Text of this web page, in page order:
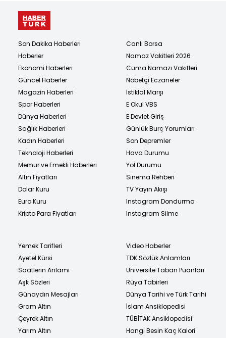
Son Dakika Haberleri
Haberler
Ekonomi Haberleri
Güncel Haberler
Magazin Haberleri
Spor Haberleri
Dünya Haberleri
Sağlık Haberleri
Kadın Haberleri
Teknoloji Haberleri
Memur ve Emekli Haberleri
Altın Fiyatları
Dolar Kuru
Euro Kuru
Kripto Para Fiyatları
Canlı Borsa
Namaz Vakitleri 2026
Cuma Namazı Vakitleri
Nöbetçi Eczaneler
İstiklal Marşı
E Okul VBS
E Devlet Giriş
Günlük Burç Yorumları
Son Depremler
Hava Durumu
Yol Durumu
Sinema Rehberi
TV Yayın Akışı
Instagram Dondurma
Instagram Silme
Yemek Tarifleri
Ayetel Kürsi
Saatlerin Anlamı
Aşk Sözleri
Günaydın Mesajları
Gram Altın
Çeyrek Altın
Yarım Altın
Video Haberler
TDK Sözlük Anlamları
Üniversite Taban Puanları
Rüya Tabirleri
Dünya Tarihi ve Türk Tarihi
İslam Ansiklopedisi
TÜBİTAK Ansiklopedisi
Hangi Besin Kaç Kalori